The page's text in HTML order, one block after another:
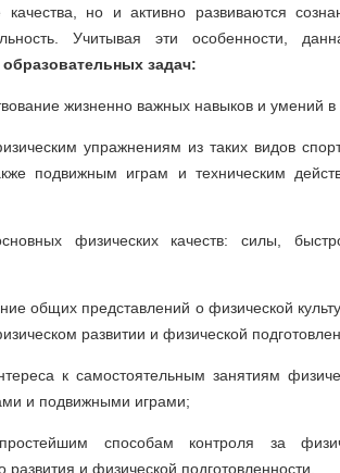
качества, но и активно развиваются
Учитывая эти особенности,
образовательных задач:
жизненно важных навыков и умений
упражнениям из таких видов
подвижным играм и техническим
физических качеств: силы,
общих представлений о физической
развитии и физической
к самостоятельным занятиям
и подвижными играми;
способам контроля за
развития и физической подготовленности.